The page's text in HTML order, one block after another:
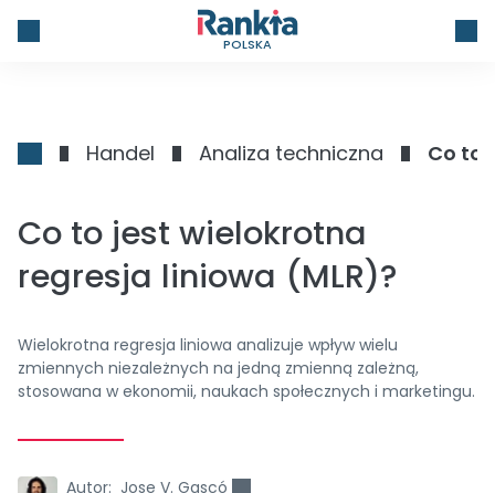
POLSKA
Handel Analiza techniczna Co to
Co to jest wielokrotna
regresja liniowa (MLR)?
Wielokrotna regresja liniowa analizuje wpływ wielu
zmiennych niezależnych na jedną zmienną zależną,
stosowana w ekonomii, naukach społecznych i marketingu.
Autor: Jose V. Gascó